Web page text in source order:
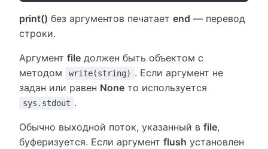
print() без аргументов печатает end — перевод
строки.
Аргумент file должен быть объектом с
методом
write(string) . Если аргумент не
задан или равен None то используется
sys.stdout .
Обычно выходной поток, указанный в file,
буферизуется. Если аргумент flush установлен